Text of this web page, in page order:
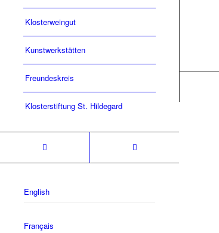
Klosterweingut
Kunstwerkstätten
Freundeskreis
Klosterstiftung St. Hildegard
English
Français